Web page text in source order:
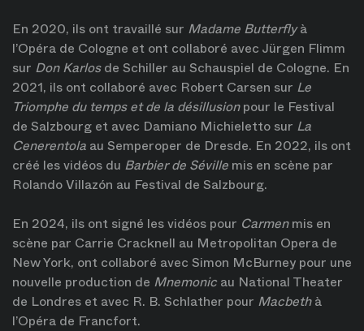
En 2020, ils ont travaillé sur Madame Butterflyà
l’Opéra de Cologne et ont collaboré avec Jürgen Flimm
sur Don Karlosde Schiller au Schauspiel de Cologne. En
2021, ils ont collaboré avec Robert Carsen sur Le
Triomphe du temps et de la désillusionpour le Festival
de Salzbourg et avec Damiano Michieletto sur La
Cenerentola au Semperoper de Dresde. En 2022, ils ont
créé les vidéos du Barbier de Séville mis en scène par
Rolando Villazón au Festival de Salzbourg.
En 2024, ils ont signé les vidéos pour Carmenmis en
scène par Carrie Cracknell au Metropolitan Opera de
New York, ont collaboré avec Simon McBurney pour une
nouvelle production de Mnemonicau National Theater
de Londres et avec R. B. Schlather pour Macbethà
l’Opéra de Francfort.